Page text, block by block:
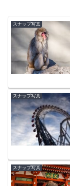
スナップ写真
スナップ写真
スナップ写真